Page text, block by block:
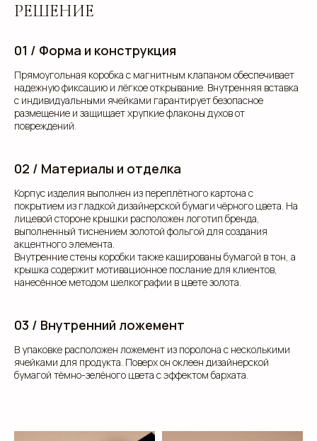
РЕШЕНИЕ
01 / Форма и конструкция
Прямоугольная коробка с магнитным клапаном обеспечивает
надежную фиксацию и лёгкое открывание. Внутренняя вставка
с индивидуальными ячейками гарантирует безопасное
размещение и защищает хрупкие флаконы духов от
повреждений.
02 / Материалы и отделка
Корпус изделия выполнен из переплётного картона с
покрытием из гладкой дизайнерской бумаги чёрного цвета. На
лицевой стороне крышки расположен логотип бренда,
выполненный тиснением золотой фольгой для создания
акцентного элемента.
Внутренние стены коробки также кашированы бумагой в тон, а
крышка содержит мотивационное послание для клиентов,
нанесённое методом шелкографии в цвете золота.
03 / Внутренний ложемент
В упаковке расположен ложемент из поролона с несколькими
ячейками для продукта. Поверх он оклеен дизайнерской
бумагой тёмно-зелёного цвета с эффектом бархата.